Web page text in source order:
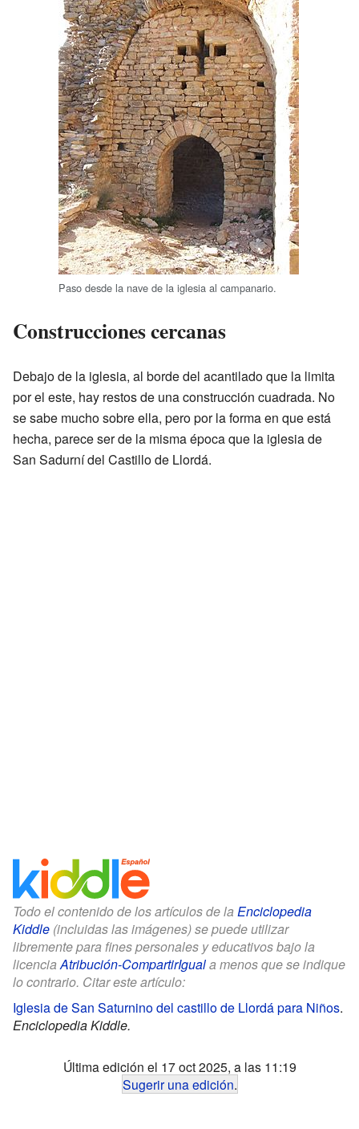
Paso desde la nave de la iglesia al campanario.
Construcciones cercanas
Debajo de la iglesia, al borde del acantilado que la limita
por el este, hay restos de una construcción cuadrada. No
se sabe mucho sobre ella, pero por la forma en que está
hecha, parece ser de la misma época que la iglesia de
San Sadurní del Castillo de Llordá.
Todo el contenido de los artículos de la Enciclopedia
Kiddle (incluidas las imágenes) se puede utilizar
libremente para fines personales y educativos bajo la
licenciaAtribución-CompartirIguala menos que se indique
lo contrario. Citar este artículo:
Iglesia de San Saturnino del castillo de Llordá para Niños.
Enciclopedia Kiddle.
Última edición el 17 oct 2025, a las 11:19
Sugerir una edición.